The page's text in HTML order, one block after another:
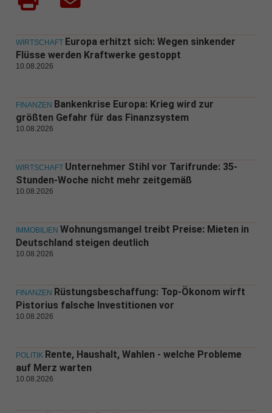
WIRTSCHAFT Europa erhitzt sich: Wegen sinkender
Flüsse werden Kraftwerke gestoppt
10.08.2026
FINANZEN Bankenkrise Europa: Krieg wird zur
größten Gefahr für das Finanzsystem
10.08.2026
WIRTSCHAFT Unternehmer Stihl vor Tarifrunde: 35-
Stunden-Woche nicht mehr zeitgemäß
10.08.2026
IMMOBILIEN Wohnungsmangel treibt Preise: Mieten in
Deutschland steigen deutlich
10.08.2026
FINANZEN Rüstungsbeschaffung: Top-Ökonom wirft
Pistorius falsche Investitionen vor
10.08.2026
POLITIK Rente, Haushalt, Wahlen - welche Probleme
auf Merz warten
10.08.2026